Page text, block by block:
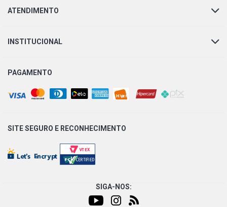
ATENDIMENTO
INSTITUCIONAL
PAGAMENTO
SITE SEGURO E RECONHECIMENTO
SIGA-NOS: